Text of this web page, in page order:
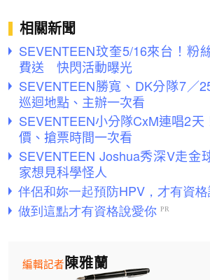
相關新聞
SEVENTEEN玟奎5/16來台！粉
費送 快閃活動曝光
SEVENTEEN勝寬、DK分隊7／
巡迴地點、主辦一次看
SEVENTEEN小分隊CxM連唱2
價、搶票時間一次看
SEVENTEEN Joshua秀深V走金
家想見科學怪人
陳雅蘭
編輯記者